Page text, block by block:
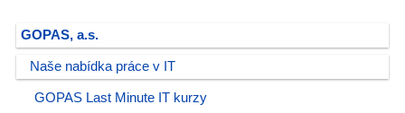
GOPAS, a.s.
Naše nabídka práce v IT
GOPAS Last Minute IT kurzy